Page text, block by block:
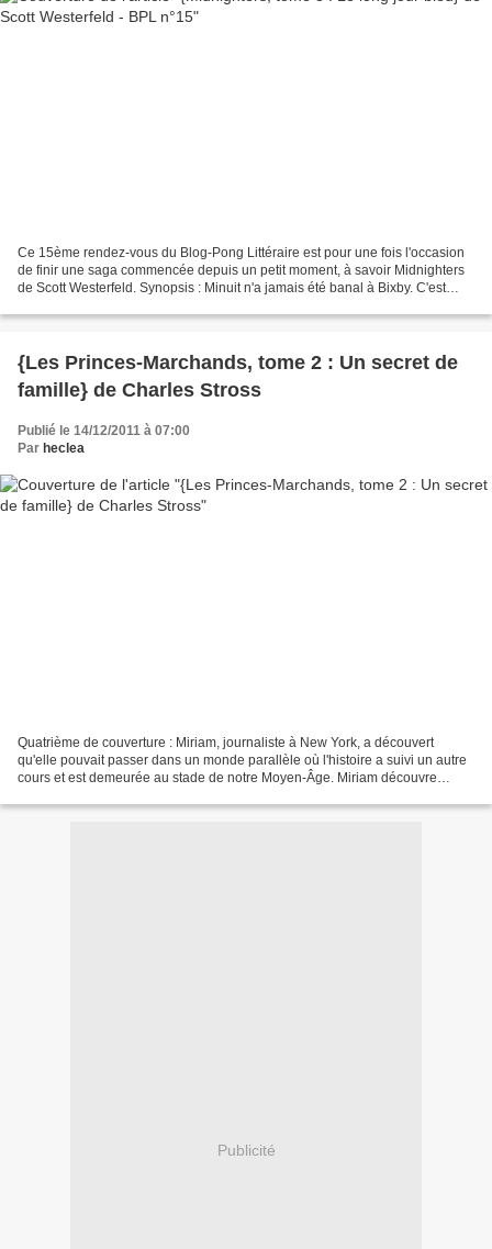
Ce 15ème rendez-vous du Blog-Pong Littéraire est pour une fois l'occasion
de finir une saga commencée depuis un petit moment, à savoir Midnighters
de Scott Westerfeld. Synopsis : Minuit n'a jamais été banal à Bixby. C'est
{Les Princes-Marchands, tome 2 : Un secret de
famille} de Charles Stross
Publié le 14/12/2011 à 07:00
Par heclea
Quatrième de couverture : Miriam, journaliste à New York, a découvert
qu'elle pouvait passer dans un monde parallèle où l'histoire a suivi un autre
cours et est demeurée au stade de notre Moyen-Âge. Miriam découvre
Publicité